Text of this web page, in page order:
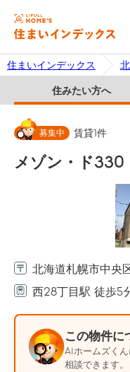
住まいインデックス
住みたい方へ
募集中 賃貸1件
メゾン・ド330
北海道札幌市中央
西28丁目駅 徒歩5
この物件に
AIホームズく
相談できます。